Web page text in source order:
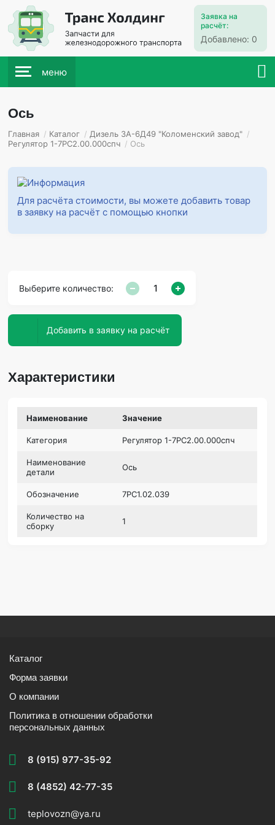
Заявка на
расчёт:
Добавлено: 0
меню
Ось
Главная / Каталог / Дизель 3А-6Д49 "Коломенский завод" /
Регулятор 1-7РС2.00.000спч / Ось
Для расчёта стоимости, вы можете добавить товар
в заявку на расчёт с помощью кнопки
Выберите количество:
Добавить в заявку на расчёт
Характеристики
Наименование Значение
Категория Регулятор 1-7РС2.00.000спч
Наименование
детали
Ось
Обозначение 7РС1.02.039
Количество на
сборку
1
Каталог
Форма заявки
О компании
Политика в отношении обработки
персональных данных
8 (915) 977-35-92
8 (4852) 42-77-35
teplovozn@ya.ru